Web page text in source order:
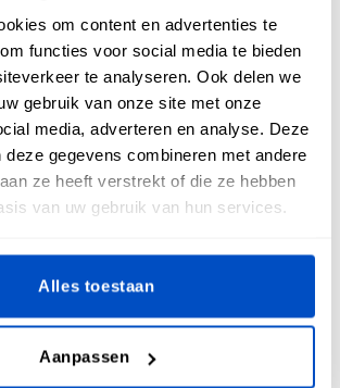
om content en advertenties te
functies voor social media te bieden
te analyseren. Ook delen we
gebruik van onze site met onze
media, adverteren en analyse. Deze
deze gegevens combineren met andere
ze heeft verstrekt of die ze hebben
van uw gebruik van hun services.
Alles toestaan
Aanpassen
van